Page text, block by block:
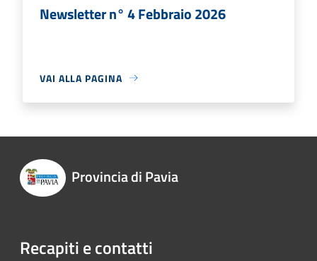
Newsletter n° 4 Febbraio 2026
VAI ALLA PAGINA
Provincia di Pavia
Recapiti e contatti